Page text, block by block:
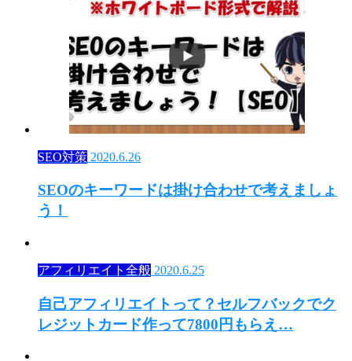
SEO対策 2020.6.26
SEOのキーワードは掛け合わせで考えましょ
う！
アフィリエイト全般 2020.6.25
自己アフィリエイトって？セルフバックでク
レジットカード作って7800円もらえ…